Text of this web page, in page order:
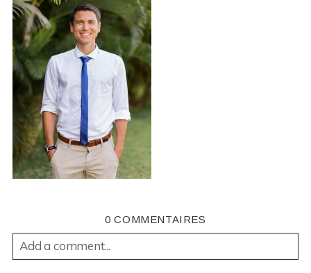
0 COMMENTAIRES
Add a comment...